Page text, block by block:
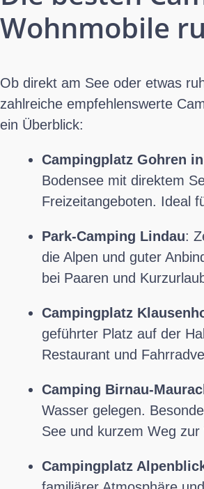
Wohnmobile
Ob direkt am See oder etwas
zahlreiche empfehlenswerte
ein Überblick:
Campingplatz Gohren
Bodensee mit direktem
Freizeitangeboten. Ideal
Park-Camping Lindau:
die Alpen und guter
bei Paaren und
Campingplatz
geführter Platz auf der
Restaurant und
Camping Birnau-
Wasser gelegen.
See und kurzem Weg
Campingplatz